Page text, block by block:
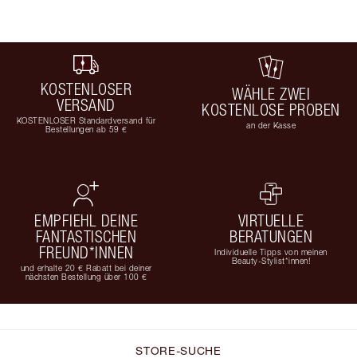
KOSTENLOSER
VERSAND
KOSTENLOSER Standardversand für
Bestellungen ab 59 €
WÄHLE ZWEI
KOSTENLOSE PROBEN
an der Kasse
EMPFIEHL DEINE
FANTASTISCHEN
FREUND*INNEN
und erhalte 20 € Rabatt bei deiner
nächsten Bestellung über 100 €
VIRTUELLE
BERATUNGEN
Individuelle Tipps von meinen
Beauty-Stylist*innen!
STORE-SUCHE